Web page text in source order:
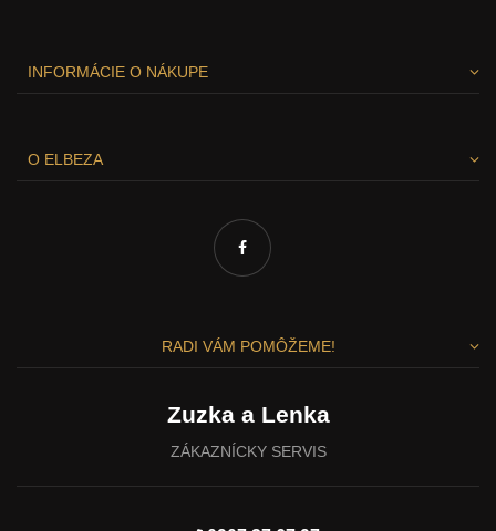
INFORMÁCIE O NÁKUPE
O ELBEZA
RADI VÁM POMÔŽEME!
Zuzka a Lenka
ZÁKAZNÍCKY SERVIS